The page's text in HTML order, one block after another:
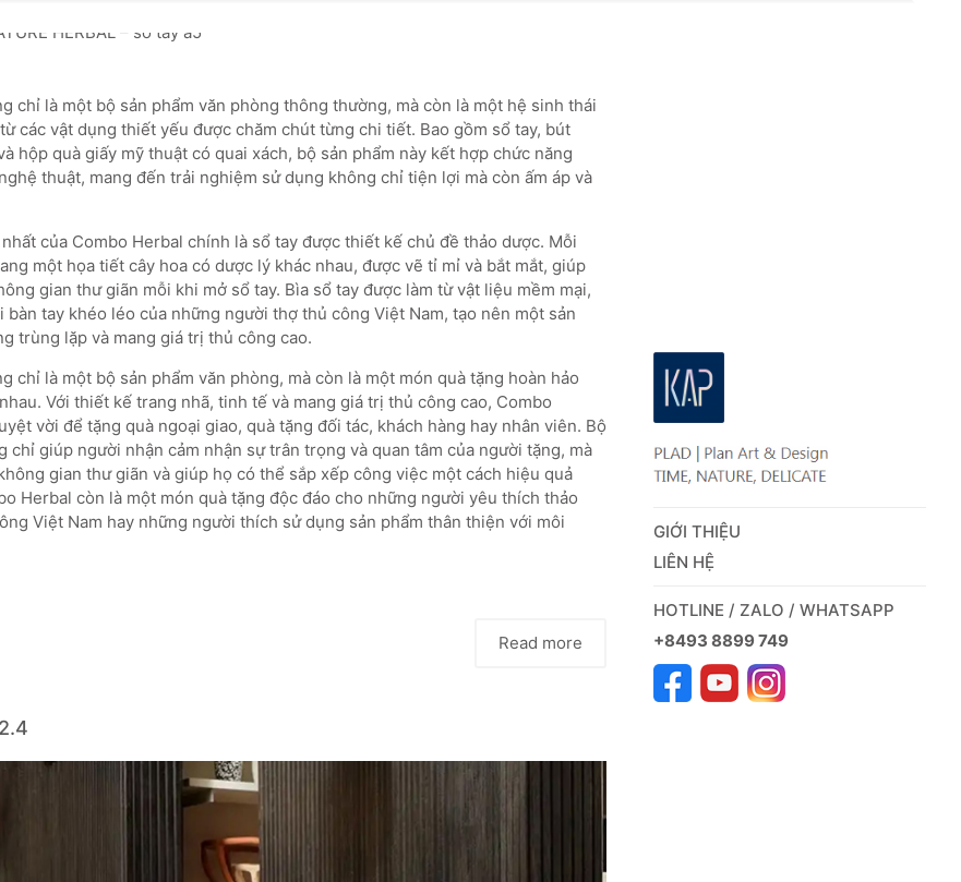
chỉ là một bộ sản phẩm văn phòng thông thường, mà còn là một hệ sinh thái
các vật dụng thiết yếu được chăm chút từng chi tiết. Bao gồm sổ tay, bút
hộp quà giấy mỹ thuật có quai xách, bộ sản phẩm này kết hợp chức năng
thuật, mang đến trải nghiệm sử dụng không chỉ tiện lợi mà còn ấm áp và
của Combo Herbal chính là sổ tay được thiết kế chủ đề thảo dược. Mỗi
một họa tiết cây hoa có dược lý khác nhau, được vẽ tỉ mỉ và bắt mắt, giúp
gian thư giãn mỗi khi mở sổ tay. Bìa sổ tay được làm từ vật liệu mềm mại,
bàn tay khéo léo của những người thợ thủ công Việt Nam, tạo nên một sản
trùng lặp và mang giá trị thủ công cao.
chỉ là một bộ sản phẩm văn phòng, mà còn là một món quà tặng hoàn hảo
Với thiết kế trang nhã, tinh tế và mang giá trị thủ công cao, Combo
vời để tặng quà ngoại giao, quà tặng đối tác, khách hàng hay nhân viên. Bộ
chỉ giúp người nhận cảm nhận sự trân trọng và quan tâm của người tặng, mà
gian thư giãn và giúp họ có thể sắp xếp công việc một cách hiệu quả
Herbal còn là một món quà tặng độc đáo cho những người yêu thích thảo
Việt Nam hay những người thích sử dụng sản phẩm thân thiện với môi
Read more
GIỚI THIỆU
LIÊN HỆ
HOTLINE / ZALO / WHATSAPP
+8493 8899 749